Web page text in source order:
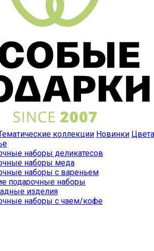
коллекции Новинки Цвета
наборы деликатесов
наборы меда
наборы с вареньем
подарочные наборы
изделия
наборы с чаем/кофе